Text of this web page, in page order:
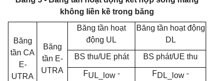
không liền kề trong băng
Băng
tần CA
E-
UTRA
Băng
tần E-
UTRA
Băng tần hoạt
động UL
Băng tần hoạt động
DL
BS thu/UE phát
BS phát/UE thu
FUL_low -
FDL_low -